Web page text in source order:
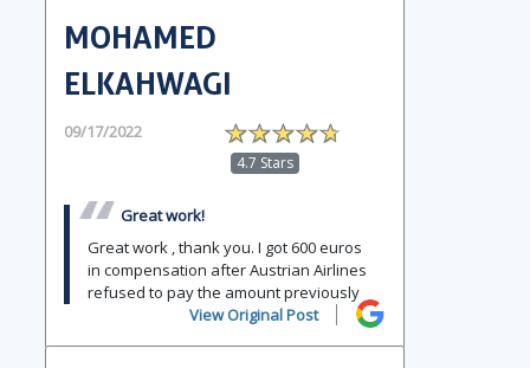
MOHAMED
ELKAHWAGI
09/17/2022
4.7 Stars
Great work!
Great work , thank you. I got 600 euros
in compensation after Austrian Airlines
refused to pay the amount previously
View Original Post